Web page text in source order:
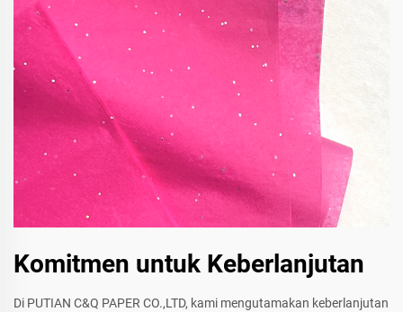
Komitmen untuk Keberlanjutan
Di PUTIAN C&Q PAPER CO.,LTD, kami mengutamakan keberlanjutan